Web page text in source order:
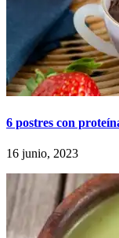
6 postres con
16 junio, 2023